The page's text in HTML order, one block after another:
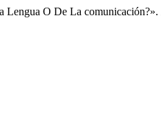
Lengua O De La comunicación?».